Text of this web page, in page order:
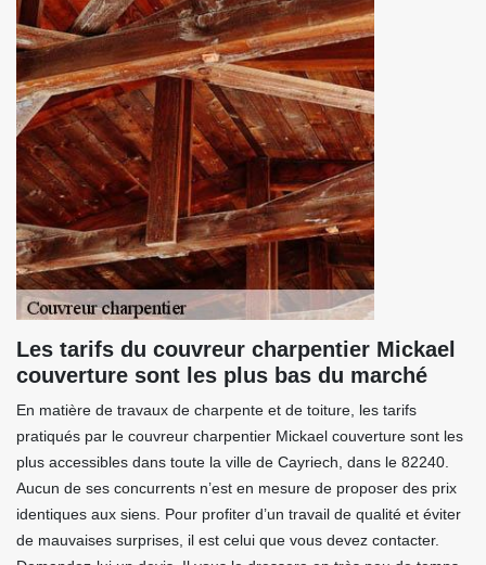
Les tarifs du couvreur charpentier Mickael
couverture sont les plus bas du marché
En matière de travaux de charpente et de toiture, les tarifs
pratiqués par le couvreur charpentier Mickael couverture sont les
plus accessibles dans toute la ville de Cayriech, dans le 82240.
Aucun de ses concurrents n’est en mesure de proposer des prix
identiques aux siens. Pour profiter d’un travail de qualité et éviter
de mauvaises surprises, il est celui que vous devez contacter.